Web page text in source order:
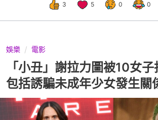
3 5 0 0
娛樂 電影
「小丑」謝拉力圖被10女
包括誘騙未成年少女發生關